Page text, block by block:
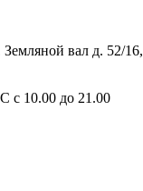
вал д. 52/16,
10.00 до 21.00